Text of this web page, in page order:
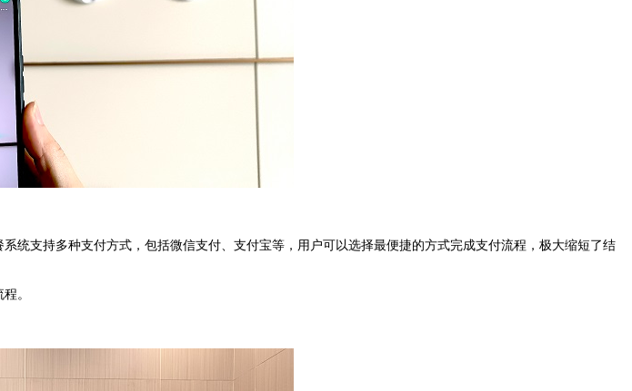
支持多种支付方式，包括微信支付、支付宝等，用户可以选择最便捷的方式完成支付流程，极大缩短了结
。